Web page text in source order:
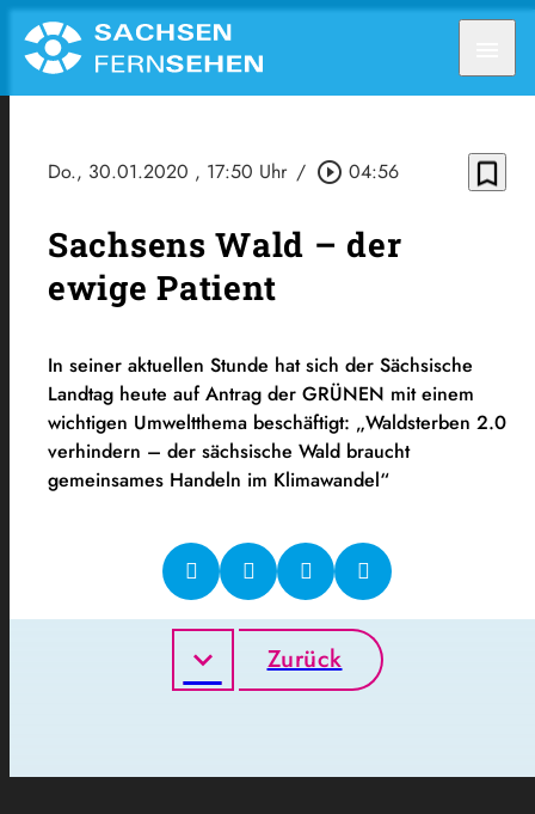
Do., 30.01.2020 , 17:50 Uhr / play_circle_outline 04:56 bookmark_border
Sachsens Wald – der
ewige Patient
In seiner aktuellen Stunde hat sich der Sächsische
Landtag heute auf Antrag der GRÜNEN mit einem
wichtigen Umweltthema beschäftigt: „Waldsterben 2.0
verhindern – der sächsische Wald braucht
gemeinsames Handeln im Klimawandel“
Zurück